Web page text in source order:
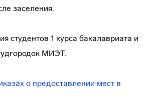
заселения.
студентов 1 курса бакалавриата и
МИЭТ.
о предоставлении мест в